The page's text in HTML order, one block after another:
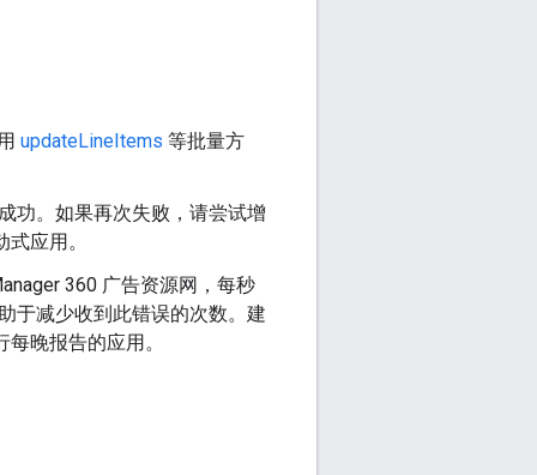
updateLineItems 等批量方
功。如果再次失败，请尝试增
应用。
360 广告资源网，每秒
于减少收到此错误的次数。建
晚报告的应用。